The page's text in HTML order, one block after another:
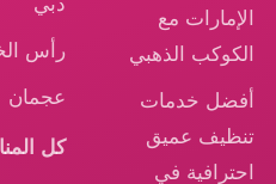
الإمارات مع
الكوكب الذهبي
أفضل خدمات
تنظيف عميق
احترافية في
رأس
عجمان
كل